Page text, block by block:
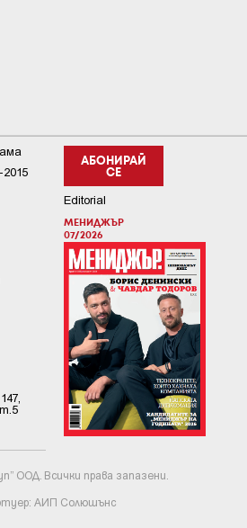
АБОНИРАЙ
СЕ
Editorial
МЕНИДЖЪР
07/2026
ООД. Всички права запазени.
АИП Солюшънс